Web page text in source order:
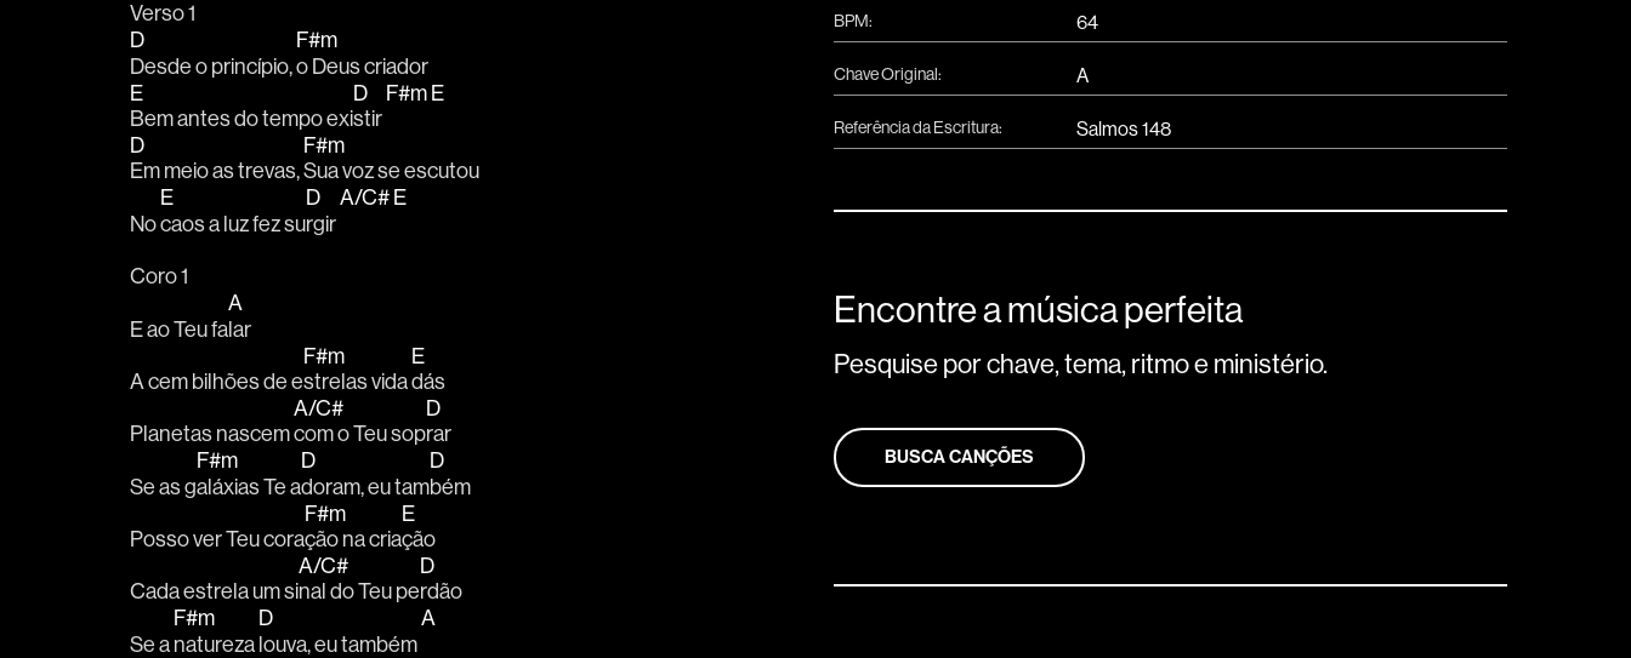
Verso 1
D
Desde o princípio,
F#m
o Deus criador
E
Bem antes do tempo exi
D
stir
F#m E
D
Em meio as trevas,
F#m
Sua voz se escutou
No
E
caos a luz fez su
D
rgir
A/C# E
Coro 1
E ao Teu fa
A
lar
A cem bilhões de e
F#m
strelas vida
E
dás
Planetas nascem
A/C#
com o Teu sop
D
rar
Se as g
F#m
aláxias Te a
D
doram, eu tam
D
bém
Posso ver Teu cora
F#m
ção na cria
E
ção
Cada estrela um si
A/C#
nal do Teu pe
D
rdão
Se a
F#m
natureza
D
louva, eu também
A
BPM: 64
Chave Original: A
Referência da Escritura: Salmos 148
Encontre a música perfeita
Pesquise por chave, tema, ritmo e ministério.
BUSCA CANÇÕES